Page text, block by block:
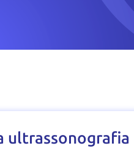
ultrassonografia